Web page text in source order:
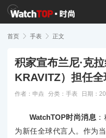
首页  手表  正文
积家宣布兰尼·克
KRAVITZ）担任
作者：申垚 分类： 手表 日期：
WatchTOP时尚消息
为新任全球代言人。作为